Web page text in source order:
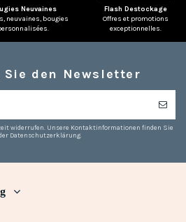
Neuvaines
neuvaines, bougies
Flash Destockage
Offres et promotions
exceptionnelles.
Sie den Newsletter
widerrufen. Unsere Kontaktinformationen finden Sie
Datenschutzerklärung.